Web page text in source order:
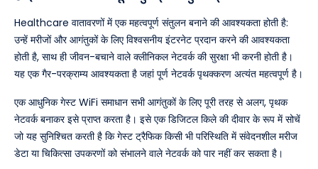
Healthcare वातावरणों में एक महत्वपूर्ण संतुलन बनाने की आवश्यकता होती है:
उन्हें मरीजों और आगंतुकों के लिए विश्वसनीय इंटरनेट प्रदान करने की आवश्यकता
होती है, साथ ही जीवन-बचाने वाले क्लीनिकल नेटवर्क की सुरक्षा भी करनी होती है।
यह एक गैर-परक्राम्य आवश्यकता है जहां पूर्ण नेटवर्क पृथक्करण अत्यंत महत्वपूर्ण है।
एक आधुनिक गेस्ट WiFi समाधान सभी आगंतुकों के लिए पूरी तरह से अलग, पृथक
नेटवर्क बनाकर इसे प्राप्त करता है। इसे एक डिजिटल किले की दीवार के रूप में सोचें
जो यह सुनिश्चित करती है कि गेस्ट ट्रैफिक किसी भी परिस्थिति में संवेदनशील मरीज
डेटा या चिकित्सा उपकरणों को संभालने वाले नेटवर्क को पार नहीं कर सकता है।